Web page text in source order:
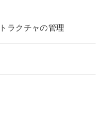
ラクチャの管理